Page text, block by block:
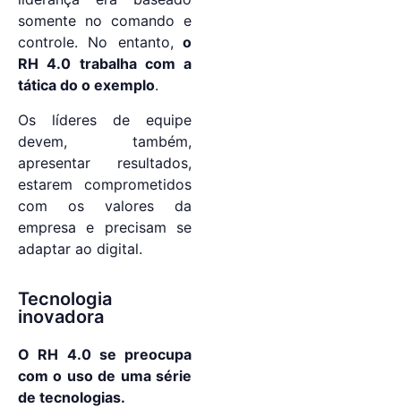
somente no comando e
controle. No entanto,o
RH 4.0 trabalha com a
tática do o exemplo.
Os líderes de equipe
devem, também,
apresentar resultados,
estarem comprometidos
com os valores da
empresa e precisam se
adaptar ao digital.
Tecnologia
inovadora
O RH 4.0 se preocupa
com o uso de uma série
de tecnologias.